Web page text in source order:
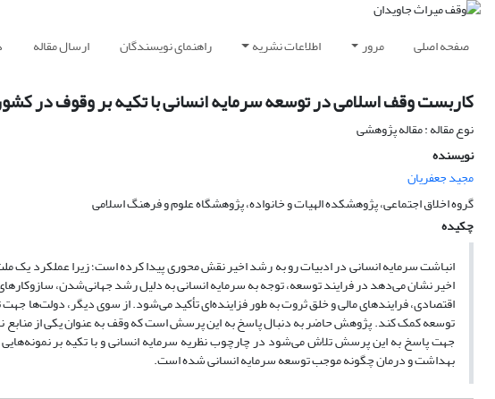
صفحه اصلی مرور اطلاعات نشریه راهنمای نویسندگان ارسال مقاله
کاربست وقف اسلامی در توسعه سرمایه انسانی با تکیه بر وقوف در
نوع مقاله : مقاله پژوهشی
نویسنده
مجید جعفریان
گروه اخلاق اجتماعی، پژوهشکده الهیات و خانواده، پژوهشگاه علوم و فرهنگ اسلامی
چکیده
انباشت سرمایه انسانی در ادبیات رو به رشد اخیر نقش محوری پیدا کرده است؛ زیرا عملکرد یک
اخیر نشان می‌دهد در فرایند توسعه، توجه به سرمایه انسانی به دلیل رشد جهانی‌شدن،
اقتصادی، فرایندهای مالی و خلق ثروت به طور فزاینده‌ای تأکید می‌شود. از سوی دیگر، دولت‌ها جهت
توسعه کمک کند. پژوهش حاضر به دنبال پاسخ به این پرسش است که وقف به عنوان یکی از منابع
جهت پاسخ به این پرسش تلاش می‌شود در چارچوب نظریه سرمایه انسانی و با تکیه بر
بهداشت و درمان چگونه موجب توسعه سرمایه انسانی شده است.